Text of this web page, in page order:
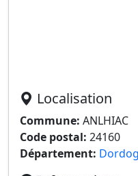
Localisation
Commune: ANLHIAC
Code postal: 24160
Département: